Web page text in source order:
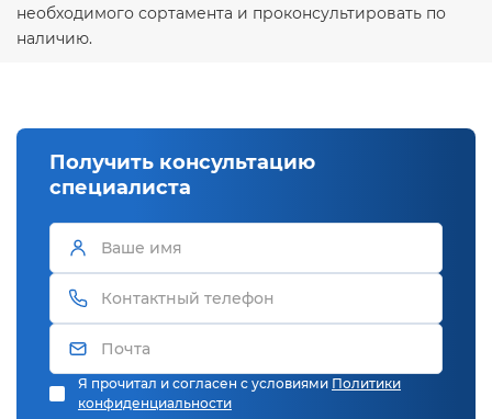
необходимого сортамента и проконсультировать по
наличию.
Получить консультацию
специалиста
Я прочитал и согласен с условиями Политики
конфиденциальности